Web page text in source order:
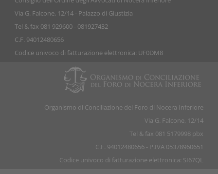
Via G. Falcone, 12/14 - Palazzo di Giustizia
Tel & fax 081 929600 - 081927432
C.F. 94012480656
Codice univoco di fatturazione elettronica: UF0DM8
Organismo di Conciliazione del Foro di Nocera Inferiore
Via G. Falcone, 12/14
Tel & fax 081 5179998 pbx
C.F. 94012480656 - P.IVA 05378960651
Codice univoco di fatturazione elettronica: SI67QL